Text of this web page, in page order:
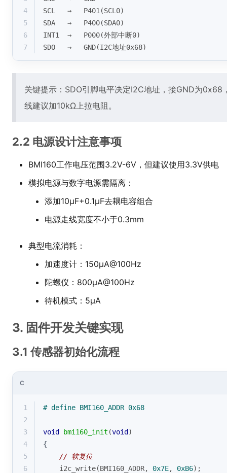
4
SCL   →   P401(SCL0)
5
SDA   →   P400(SDA0)
6
INT1  →   P000(外部中断0)
7
SDO   →   GND(I2C地址0x68)
关键提示：SDO引脚电平决定I2C地址，接GND为
线建议加10kΩ上拉电阻。
2.2 电源设计注意事项
BMI160工作电压范围3.2V-6V，但建议使用3.3V供电
模拟电源与数字电源需隔离：
添加10μF+0.1μF去耦电容组合
电源走线宽度不小于0.3mm
典型电流消耗：
加速度计：150μA@100Hz
陀螺仪：800μA@100Hz
待机模式：5μA
3. 固件开发关键实现
3.1 传感器初始化流程
C
1 # define BMI160_ADDR 0x68
2
3
void bmi160_init (void )
4
{
5
// 软复位
6
    i2c_write(BMI160_ADDR,
0x7E, 0xB6);